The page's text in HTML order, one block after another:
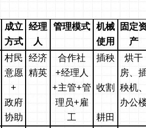
成立
方式
经理
人
管理模式 机械
使用
固定
产
村民
意愿
+
政府
协助
经济
精英
合作社
+经理人
+主管+管
理员+雇
工
插秧
收割
耕田
烘干
房、
秧机
办公